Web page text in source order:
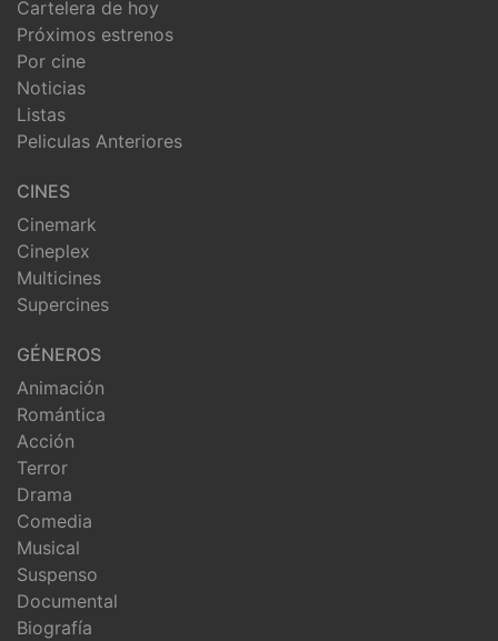
Cartelera de hoy
Próximos estrenos
Por cine
Noticias
Listas
Peliculas Anteriores
CINES
Cinemark
Cineplex
Multicines
Supercines
GÉNEROS
Animación
Romántica
Acción
Terror
Drama
Comedia
Musical
Suspenso
Documental
Biografía